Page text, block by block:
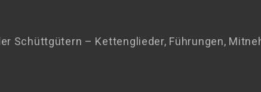
Schüttgütern – Kettenglieder, Führungen,